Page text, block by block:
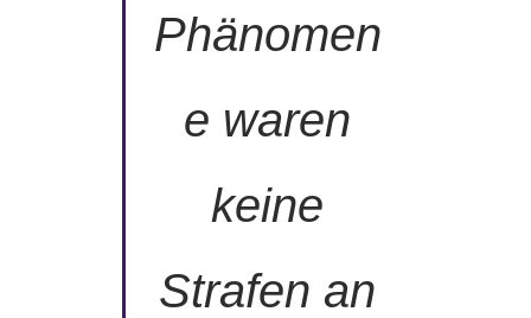
Phänomen
e waren
keine
Strafen an